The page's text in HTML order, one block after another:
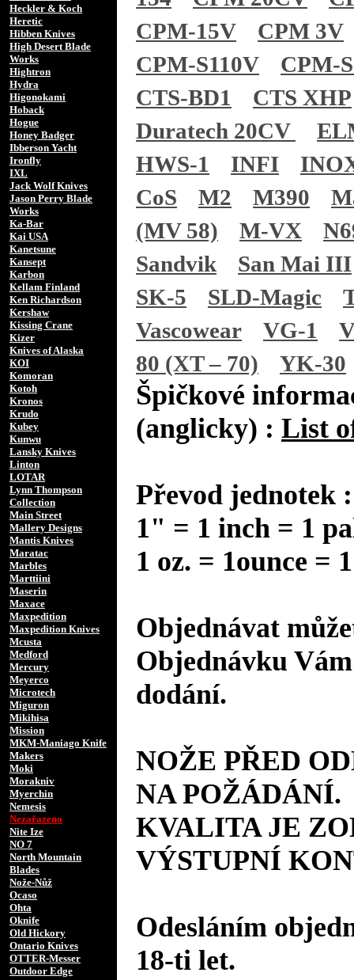
Heckler & Koch
Heretic
Hibben Knives
High Desert Blade
Works
Hightron
Hydra
Higonokami
Hoback
Hogue
Honey Badger
Ibberson Yacht
Ironfly
IXL
Jack Wolf Knives
Jason Perry Blade
Works
Ka-Bar
Kai USA
Kanetsune
Kansept
Karbon
Kellam Finland
Ken Richardson
Kershaw
Kissing Crane
Kizer
Knives of Alaska
KOI
Komoran
Kotoh
Kronos
Krudo
Kubey
Kunwu
Lansky Knives
Linton
LOTAR
Lynn Thompson
Collection
Main Street
Mallery Designs
Mantis Knives
Maratac
Marbles
Marttiini
Maserin
Maxace
Maxpedition
Maxpedition Knives
Mcusta
Medford
Mercury
Meyerco
Microtech
Miguron
Mikihisa
Mission
MKM-Maniago Knife
Makers
Moki
Morakniv
Myerchin
Nemesis
Nezařazeno
Nite Ize
NO 7
North Mountain
Blades
Nože-Nůž
Ocaso
Ohta
Oknife
Old Hickory
Ontario Knives
OTTER-Messer
Outdoor Edge
CPM-15V
CPM 3V
CPM-S110V
CPM-
CTS-BD1
CTS XHP
Duratech 20CV
HWS-1
INFI
CoS
M2 M390
(MV 58)
M-VX
Sandvik
San Mai III
SK-5
SLD-Magic
Vascowear
VG-1
80 (XT – 70)
YK-30
Špičkové
(anglicky) : List
Převod jednotek :
1" = 1 inch = 1
1 oz. = 1ounce =
Objednávat
Objednávku
dodání.
NOŽE PŘED
NA POŽÁDÁNÍ.
KVALITA JE
VÝSTUPNÍ
Odesláním
18-ti let.